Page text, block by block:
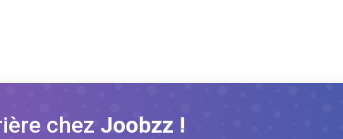
chez Joobzz !